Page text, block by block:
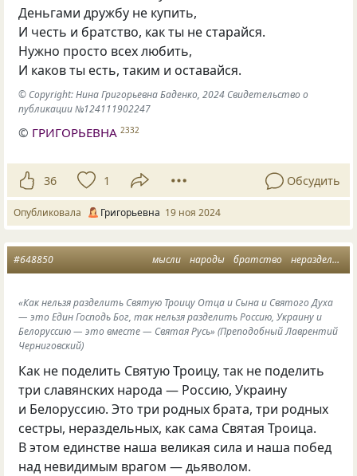
Деньгами дружбу не купить,
И честь и братство, как ты не старайся.
Нужно просто всех любить,
И каков ты есть, таким и оставайся.
© Copyright: Нина Григорьевна Баденко, 2024 Свидетельство о
публикации №124111902247
© ГРИГОРЬЕВНА 2332
36 1 Обсудить
Опубликовала Григорьевна 19 ноя 2024
мысли народы братство нераздельность
#648850
«Как нельзя разделить Святую Троицу Отца и Сына и Святого Духа
— это Един Господь Бог, так нельзя разделить Россию, Украину и
Белоруссию — это вместе — Святая Русь» (Преподобный Лаврентий
Черниговский)
Как не поделить Святую Троицу, так не поделить
три славянских народа — Россию, Украину
и Белоруссию. Это три родных брата, три родных
сестры, нераздельных, как сама Святая Троица.
В этом единстве наша великая сила и наша побед
над невидимым врагом — дьяволом.